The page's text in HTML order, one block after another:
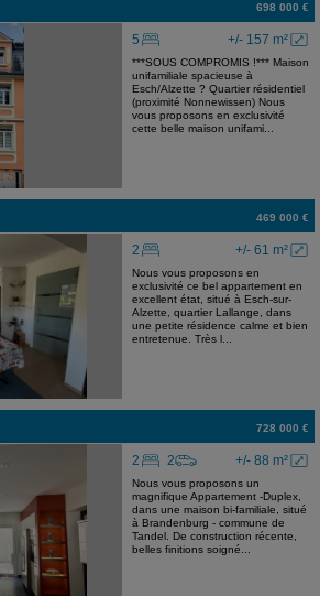
698 000 €
+/- 157 m²
5
***SOUS COMPROMIS !*** Maison
unifamiliale spacieuse à
Esch/Alzette ? Quartier résidentiel
(proximité Nonnewissen) Nous
vous proposons en exclusivité
cette belle maison unifami...
469 000 €
+/- 61 m²
2
Nous vous proposons en
exclusivité ce bel appartement en
excellent état, situé à Esch-sur-
Alzette, quartier Lallange, dans
une petite résidence calme et bien
entretenue. Très l...
728 000 €
+/- 88 m²
2 2
Nous vous proposons un
magnifique Appartement -Duplex,
dans une maison bi-familiale, situé
à Brandenburg - commune de
Tandel. De construction récente,
belles finitions soigné...